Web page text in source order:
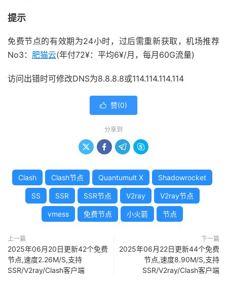
提示
免费节点的有效期为24小时，过后需重新获取，机场推荐
No3： 肥猫云(年付72¥：平均6¥/月，每月60G流量)
访问出错时可修改DNS为8.8.8.8或114.114.114.114
 赞(0)
分享到
   
Clash Clash节点 Quantumult X Shadowrocket
SS SSR SSR节点 V2ray V2ray节点
vmess 免费节点 小火箭 节点
上一篇
2025年06月20日更新42个免费
节点,速度2.26M/S,支持
SSR/V2ray/Clash客户端
下一篇
2025年06月22日更新44个免费
节点,速度8.90M/S,支持
SSR/V2ray/Clash客户端